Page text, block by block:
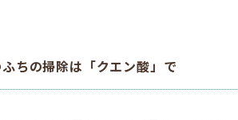
ちの掃除は「クエン酸」で